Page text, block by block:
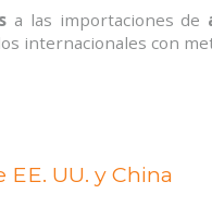
a las importaciones de
internacionales con
UU. y China